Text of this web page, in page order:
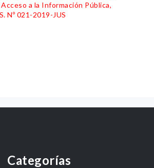
a la Información Pública,
Nº 021-2019-JUS
Categorías